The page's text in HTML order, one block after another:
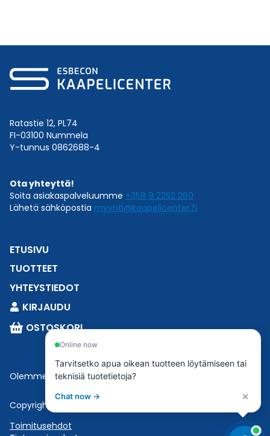
Ratastie 12, PL74
FI-03100 Nummela
Y-tunnus 0862688-4
Ota yhteyttä!
Soita asiakaspalveluumme +358 9 2252 260
Lähetä sähköpostia myynti@kaapelicenter.fi
ETUSIVU
TUOTTEET
YHTEYSTIEDOT
KIRJAUDU
OSTOSKORI
Olemme osaEsbeconia.
Copyright © 2023 Esbecon | All Rights Reserved
Toimitusehdot
Online now
Tarvitsetko apua oikean tuotteen löytämiseen tai
teknisiä tuotetietoja?
Chat now → ×